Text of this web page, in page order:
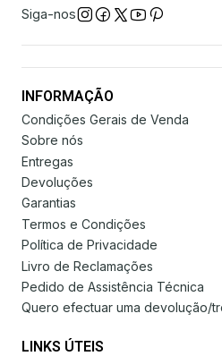
Siga-nos
INFORMAÇÃO
Condições Gerais de Venda
Sobre nós
Entregas
Devoluções
Garantias
Termos e Condições
Política de Privacidade
Livro de Reclamações
Pedido de Assistência Técnica
Quero efectuar uma devolução/
LINKS ÚTEIS